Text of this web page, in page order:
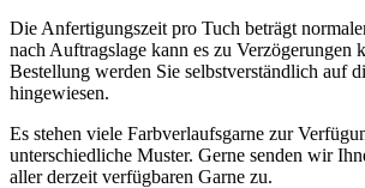
Die Anfertigungszeit pro Tuch beträgt
nach Auftragslage kann es zu Verzögerungen
Bestellung werden Sie selbstverständlich auf
hingewiesen.
Es stehen viele Farbverlaufsgarne zur
unterschiedliche Muster. Gerne senden wir
aller derzeit verfügbaren Garne zu.